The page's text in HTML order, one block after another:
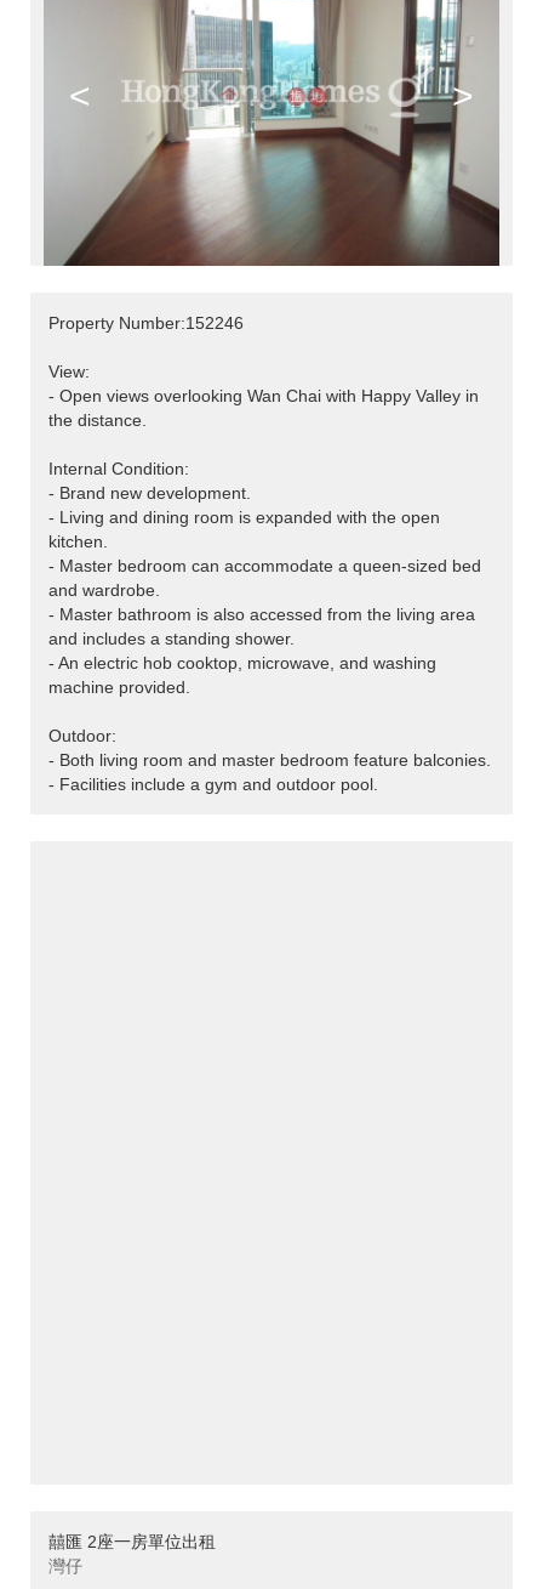
< >
Property Number:152246
View:
- Open views overlooking Wan Chai with Happy Valley in
the distance.
Internal Condition:
- Brand new development.
- Living and dining room is expanded with the open
kitchen.
- Master bedroom can accommodate a queen-sized bed
and wardrobe.
- Master bathroom is also accessed from the living area
and includes a standing shower.
- An electric hob cooktop, microwave, and washing
machine provided.
Outdoor:
- Both living room and master bedroom feature balconies.
- Facilities include a gym and outdoor pool.
囍匯 2座一房單位出租
灣仔